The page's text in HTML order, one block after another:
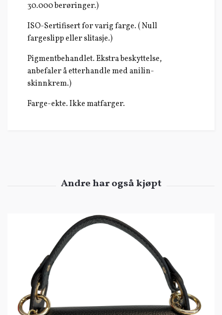
30.000 berøringer.)
ISO-Sertifisert for varig farge. ( Null
fargeslipp eller slitasje.)
Pigmentbehandlet. Ekstra beskyttelse,
anbefaler å etterhandle med anilin-
skinnkrem.)
Farge-ekte. Ikke matfarger.